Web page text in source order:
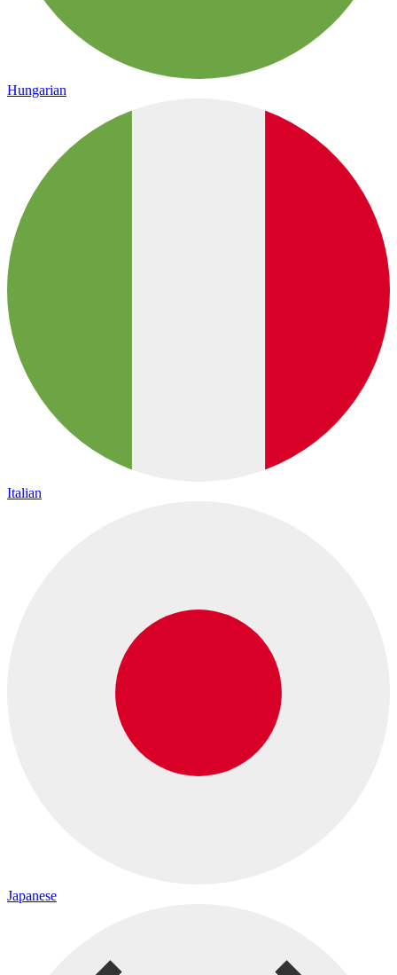
Hungarian
Italian
Japanese